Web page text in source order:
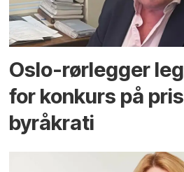
Oslo-rørlegger
for konkurs på
byråkrati